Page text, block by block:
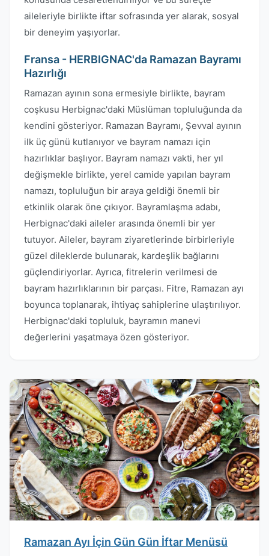
aileleriyle birlikte iftar sofrasında yer alarak, sosyal
bir deneyim yaşıyorlar.
Fransa - HERBIGNAC'da Ramazan Bayramı
Hazırlığı
Ramazan ayının sona ermesiyle birlikte, bayram
coşkusu Herbignac'daki Müslüman topluluğunda da
kendini gösteriyor. Ramazan Bayramı, Şevval ayının
ilk üç günü kutlanıyor ve bayram namazı için
hazırlıklar başlıyor. Bayram namazı vakti, her yıl
değişmekle birlikte, yerel camide yapılan bayram
namazı, topluluğun bir araya geldiği önemli bir
etkinlik olarak öne çıkıyor. Bayramlaşma adabı,
Herbignac'daki aileler arasında önemli bir yer
tutuyor. Aileler, bayram ziyaretlerinde birbirleriyle
güzel dileklerde bulunarak, kardeşlik bağlarını
güçlendiriyorlar. Ayrıca, fitrelerin verilmesi de
bayram hazırlıklarının bir parçası. Fitre, Ramazan ayı
boyunca toplanarak, ihtiyaç sahiplerine ulaştırılıyor.
Herbignac'daki topluluk, bayramın manevi
değerlerini yaşatmaya özen gösteriyor.
Ramazan Ayı İçin Gün Gün İftar Menüsü